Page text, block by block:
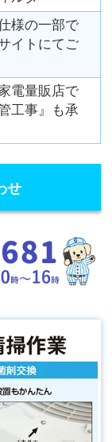
様の一部で
イトにてご
電量販店で
工事』も承
せ